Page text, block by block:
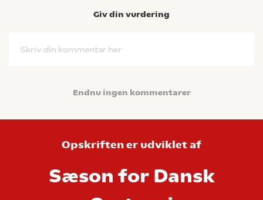
Giv din vurdering
Skriv din kommentar her
Endnu ingen kommentarer
Opskriften er udviklet af
Sæson for Dansk